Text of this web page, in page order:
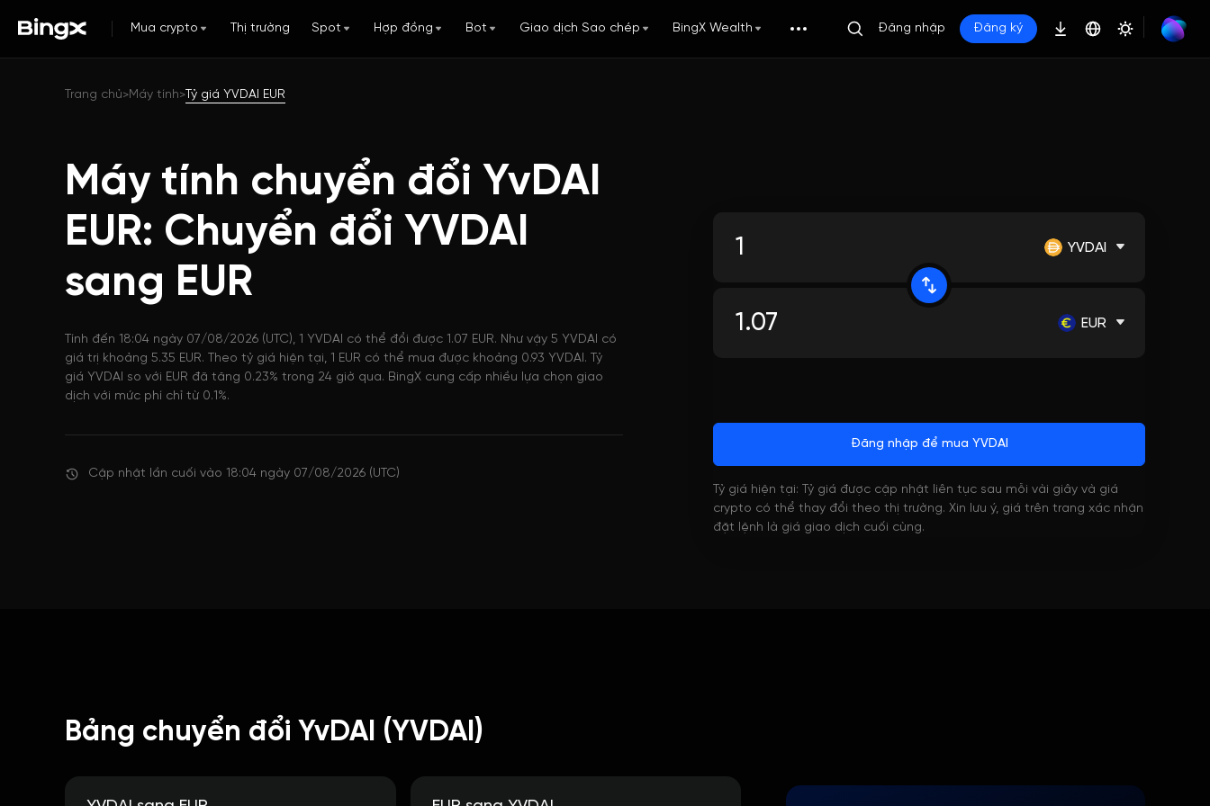
Mua crypto Thị trường Spot Hợp đồng Bot Giao dịch Sao chép BingX Wealth Đăng nhập Đăng ký
Trang chủ>Máy tính> Tỷ giá YVDAI EUR
Máy tính chuyển đổi YvDAI
EUR: Chuyển đổi YVDAI
sang EUR
Tính đến 18:04 ngày 07/08/2026 (UTC), 1 YVDAI có thể đổi được 1.07 EUR. Như vậy 5 YVDAI có
giá trị khoảng 5.35 EUR. Theo tỷ giá hiện tại, 1 EUR có thể mua được khoảng 0.93 YVDAI. Tỷ
giá YVDAI so với EUR đã tăng 0.23% trong 24 giờ qua. BingX cung cấp nhiều lựa chọn giao
dịch với mức phí chỉ từ 0.1%.
Cập nhật lần cuối vào 18:04 ngày 07/08/2026 (UTC)
YVDAI
EUR
Đăng nhập để mua YVDAI
Tỷ giá hiện tại: Tỷ giá được cập nhật liên tục sau mỗi vài giây và giá
crypto có thể thay đổi theo thị trường. Xin lưu ý, giá trên trang xác nhận
đặt lệnh là giá giao dịch cuối cùng.
Bảng chuyển đổi YvDAI (YVDAI)